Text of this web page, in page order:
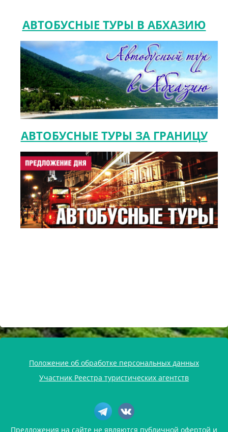
АВТОБУСНЫЕ ТУРЫ В АБХАЗИЮ
АВТОБУСНЫЕ ТУРЫ ЗА ГРАНИЦУ
Положение об обработке персональных данных
Участник Реестра туристических агентств
Предложения на сайте не являются публичной офертой и